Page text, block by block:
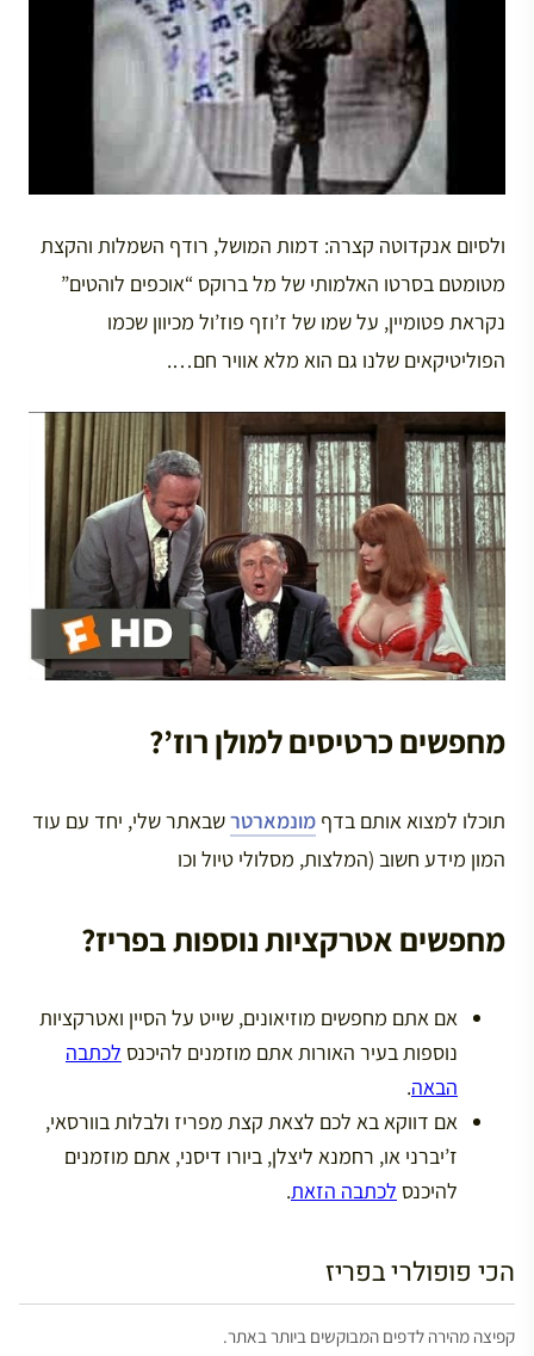
ולסיום אנקדוטה קצרה: דמות המושל, רודף השמלות והקצת
מטומטם בסרטו האלמותי של מל ברוקס “אוכפים לוהטים”
נקראת פטומיין, על שמו של ז’וזף פוז’ול מכיוון שכמו
הפוליטיקאים שלנו גם הוא מלא אוויר חם….
מחפשים כרטיסים למולן רוז’?
תוכלו למצוא אותם בדף מונמארטרשבאתר שלי, יחד עם עוד
המון מידע חשוב (המלצות, מסלולי טיול וכו
מחפשים אטרקציות נוספות בפריז?
אם אתם מחפשים מוזיאונים, שייט על הסיין ואטרקציות
נוספות בעיר האורות אתם מוזמנים להיכנס לכתבה
הבאה.
אם דווקא בא לכם לצאת קצת מפריז ולבלות בוורסאי,
ז’יברני או, רחמנא ליצלן, ביורו דיסני, אתם מוזמנים
להיכנס לכתבה הזאת.
הכי פופולרי בפריז
קפיצה מהירה לדפים המבוקשים ביותר באתר.